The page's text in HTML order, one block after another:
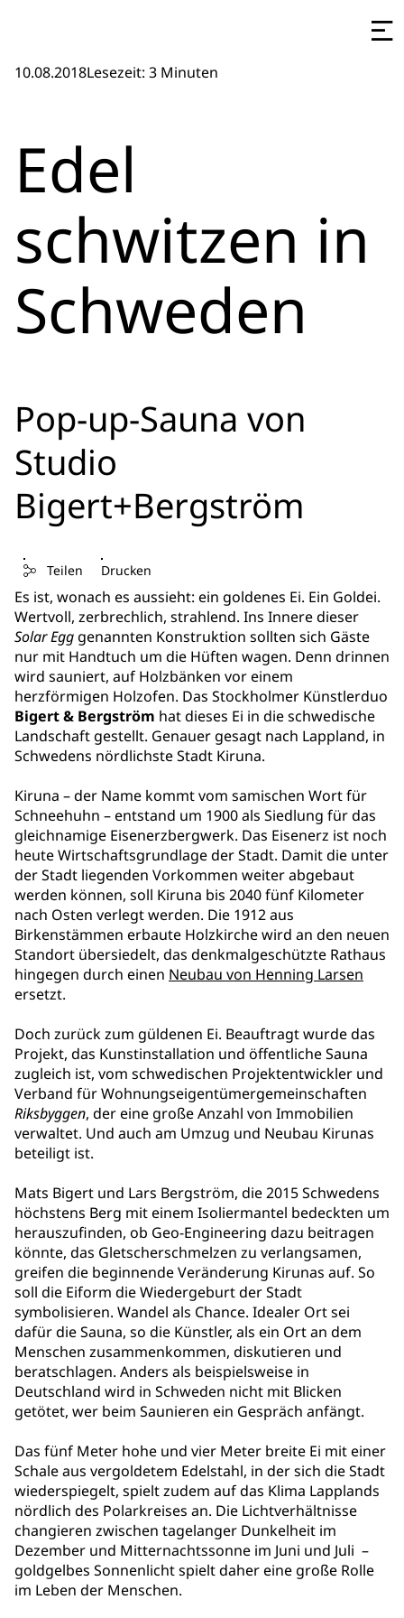
10.08.2018Lesezeit: 3 Minuten
Edel
schwitzen in
Schweden
Pop-up-Sauna von
Studio
Bigert+Bergström
Teilen Drucken
Es ist, wonach es aussieht: ein goldenes Ei. Ein Goldei.
Wertvoll, zerbrechlich, strahlend. Ins Innere dieser
Solar Egg genannten Konstruktion sollten sich Gäste
nur mit Handtuch um die Hüften wagen. Denn drinnen
wird sauniert, auf Holzbänken vor einem
herzförmigen Holzofen. Das Stockholmer Künstlerduo
Bigert & Bergström hat dieses Ei in die schwedische
Landschaft gestellt. Genauer gesagt nach Lappland, in
Schwedens nördlichste Stadt Kiruna.
Kiruna – der Name kommt vom samischen Wort für
Schneehuhn – entstand um 1900 als Siedlung für das
gleichnamige Eisenerzbergwerk. Das Eisenerz ist noch
heute Wirtschaftsgrundlage der Stadt. Damit die unter
der Stadt liegenden Vorkommen weiter abgebaut
werden können, soll Kiruna bis 2040 fünf Kilometer
nach Osten verlegt werden. Die 1912 aus
Birkenstämmen erbaute Holzkirche wird an den neuen
Standort übersiedelt, das denkmalgeschützte Rathaus
hingegen durch einen Neubau von Henning Larsen
ersetzt.
Doch zurück zum güldenen Ei. Beauftragt wurde das
Projekt, das Kunstinstallation und öffentliche Sauna
zugleich ist, vom schwedischen Projektentwickler und
Verband für Wohnungseigentümergemeinschaften
Riksbyggen, der eine große Anzahl von Immobilien
verwaltet. Und auch am Umzug und Neubau Kirunas
beteiligt ist.
Mats Bigert und Lars Bergström, die 2015 Schwedens
höchstens Berg mit einem Isoliermantel bedeckten um
herauszufinden, ob Geo-Engineering dazu beitragen
könnte, das Gletscherschmelzen zu verlangsamen,
greifen die beginnende Veränderung Kirunas auf. So
soll die Eiform die Wiedergeburt der Stadt
symbolisieren. Wandel als Chance. Idealer Ort sei
dafür die Sauna, so die Künstler, als ein Ort an dem
Menschen zusammenkommen, diskutieren und
beratschlagen. Anders als beispielsweise in
Deutschland wird in Schweden nicht mit Blicken
getötet, wer beim Saunieren ein Gespräch anfängt.
Das fünf Meter hohe und vier Meter breite Ei mit einer
Schale aus vergoldetem Edelstahl, in der sich die Stadt
wiederspiegelt, spielt zudem auf das Klima Lapplands
nördlich des Polarkreises an. Die Lichtverhältnisse
changieren zwischen tagelanger Dunkelheit im
Dezember und Mitternachtssonne im Juni und Juli –
goldgelbes Sonnenlicht spielt daher eine große Rolle
im Leben der Menschen.